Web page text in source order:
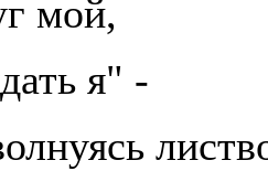
мой,
я" -